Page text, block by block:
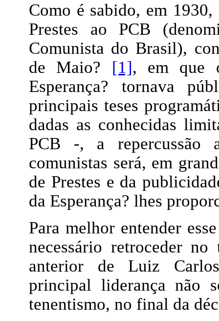
Como é sabido, em
Prestes ao PCB
Comunista do Brasil),
de Maio? [1], em que
Esperança? tornava
principais teses
dadas as conhecidas
PCB -, a repercussão
comunistas será, em
de Prestes e da
da Esperança? lhes
Para melhor entender
necessário retroceder
anterior de Luiz Carlos
principal liderança não
tenentismo, no final da